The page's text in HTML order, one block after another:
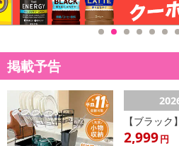
■
その他共通および商品カテゴリー別
さい）
こちらの情報は2026
掲載予告
【ブラッ
2,999円